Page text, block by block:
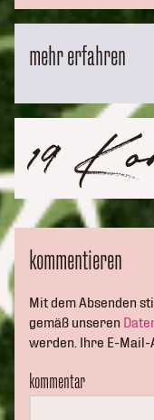
mehr erfahren
19
kommentieren
Mit dem Absenden
gemäß unseren
werden. Ihre E-
kommentar